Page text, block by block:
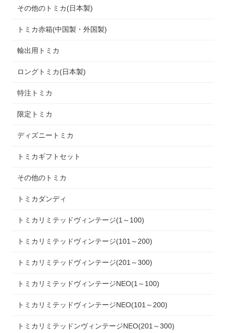
その他のトミカ(日本製)
トミカ赤箱(中国製・外国製)
輸出用トミカ
ロングトミカ(日本製)
特注トミカ
限定トミカ
ディズニートミカ
トミカギフトセット
その他のトミカ
トミカダンディ
トミカリミテッドヴィンテージ(1～100)
トミカリミテッドヴィンテージ(101～200)
トミカリミテッドヴィンテージ(201～300)
トミカリミテッドヴィンテージNEO(1～100)
トミカリミテッドヴィンテージNEO(101～200)
トミカリミテッドンヴィンテージNEO(201～300)